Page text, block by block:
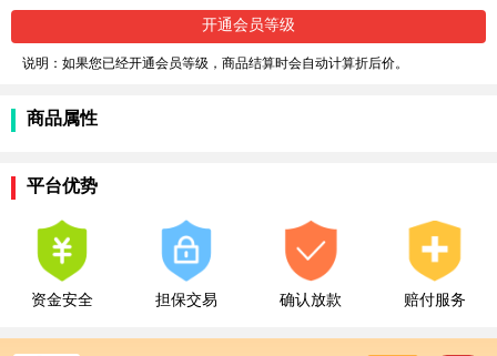
开通会员等级
说明：如果您已经开通会员等级，商品结算时会自动计算折后价。
商品属性
平台优势
资金安全 担保交易 确认放款 赔付服务